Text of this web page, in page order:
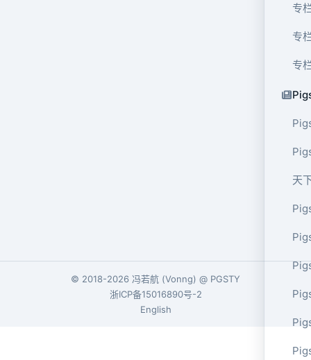
专
专
专
天
© 2018-2026 冯若航 (Vonng) @ PGSTY
浙ICP备15016890号-2
English